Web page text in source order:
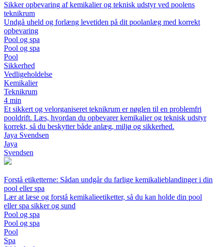
Sikker opbevaring af kemikalier og teknisk udstyr ved poolens
teknikrum
Undgå uheld og forlæng levetiden på dit poolanlæg med korrekt
opbevaring
Pool og spa
Pool og spa
Pool
Sikkerhed
Vedligeholdelse
Kemikalier
Teknikrum
4 min
Et sikkert og velorganiseret teknikrum er nøglen til en problemfri
pooldrift. Læs, hvordan du opbevarer kemikalier og teknisk udstyr
korrekt, så du beskytter både anlæg, miljø og sikkerhed.
Jaya Svendsen
Jaya
Svendsen
Forstå etiketterne: Sådan undgår du farlige kemikalieblandinger i din
pool eller spa
Lær at læse og forstå kemikalieetiketter, så du kan holde din pool
eller spa sikker og sund
Pool og spa
Pool og spa
Pool
Spa